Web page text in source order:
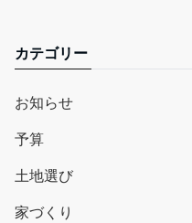
カテゴリー
お知らせ
予算
土地選び
家づくり